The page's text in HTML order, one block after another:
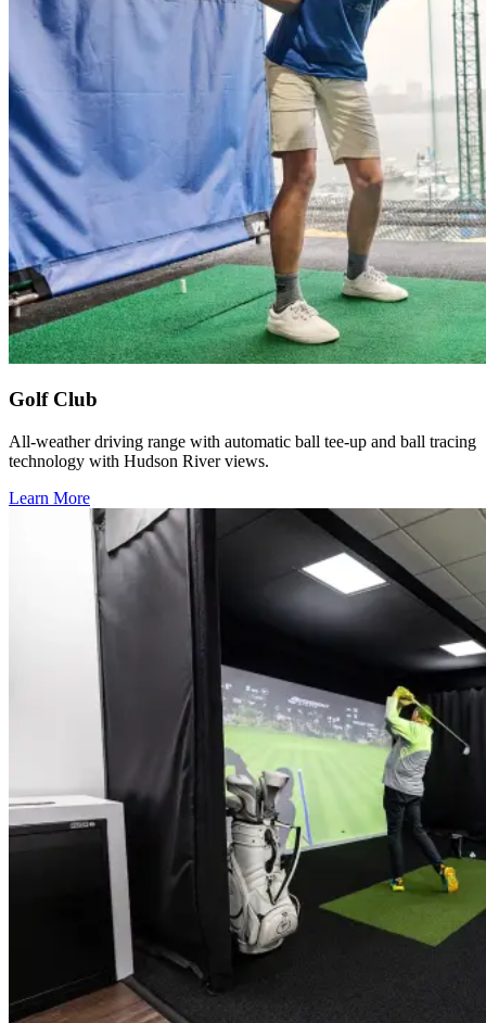
Golf Club​​​​‌ ‍ ​‍​‍‌‍ ‌ ​‍‌‍‍‌‌‍‌ ‌‍‍‌‌‍ ‍​‍​‍​ ‍‍​‍​‍‌ ​ ‌‍​‌‌‍ ‍‌‍‍‌‌ ‌​‌ ‍‌​‍ ‍‌‍‍‌‌‍ ​‍​‍​‍ ​​‍​‍‌‍‍​‌ ​‍‌‍‌‌‌‍‌‍​‍​‍​ ‍‍​‍​‍‌‍‍​‌ ‌​‌ ‌​‌ ​​‌ ​ ​ ‍‍​‍ ​‍ ‌‍​ ‌‍‍​‌‍‌‌‌‍ ​‌ ​ ‌‍‌‌‌‍​‌‌ ​​‌‍‍‌‌‍‌‌‌ ​‍‌ ​ ​‍ ‍‌ ​ ‌‍​‌‌‍ ‍‌‍‍‌‌ ‌​‌ ‍‌​‍ ‍‌ ​ ‌ ‌​‌ ‌‌‌‍‌​‌‍‍‌‌‍ ​‍ ‌‍‍‌‌‍ ‍‌ ‌​‌‍‌‌‌‍ ‍‌ ‌​​‍ ‌‍‌‌‌‍‌​‌‍‍‌‌ ‌​​‍ ‌‍ ‌‌‍ ‌‍‌​‌‍‌‌​ ‌‌ ​​‌ ​‍‌‍‌‌‌ ​ ‌‍‌‌‌‍ ‍‌ ‌​‌‍​‌‌ ‌​‌‍‍‌‌‍ ‌‍ ‍​ ‍ ‌‍‍‌‌‍‌​​ ‌​ ​‍​ ‌‌‌‍​ ‌‍‌‌​ ‌​‌‍​‍‌‍​‍‌‍​‌​‍ ‌​ ‌​​ ​​‌‍​‍​ ‌‍​‍ ‌​ ‌​‌‍‌‍‌‍​‌​ ‍​​‍ ‌‌‍​‌‌‍​‌‌‍‌‌​ ‍‌​‍ ‌​ ‌​​ ‌‌​ ‌ ​ ‌‌​ ‍‌​ ‌‌​ ‍‌‌‍​ ‌‍​‍​ ‌ ‌‍‌​​ ​ ​ ‍ ‌ ‌​‌ ‍‌‌ ​​‌‍‌‌​ ‌‌ ​​‌‍​‌‌‍‌ ‌‍‌‌​ ‍ ‌ ​​‌‍​‌‌ ‌​‌‍‍​​ ‌‌ ​​‌‍​‌‌‍‌ ‌‍‌‌‌​​‍‌ ‌‌‌‍‍‌‌‍ ​‌‍‌​‌‍‌‌‌ ​‍​‍‌‌​ ‌‌‌​​‍‌‌ ‌‍‍ ‌‍‌‌‌ ‍‌​‍‌‌​ ​ ‌​‌​​‍‌‌​ ​ ‌​‌​​‍‌‌​ ​‍​ ​‍​ ‍​​ ​ ‌‍​‍‌‍​‌​ ‍​​ ​ ‌‍‌​​ ‌ ​ ‍​​ ‍​​ ‍​‌‍​‍​‍‌‌​ ​‍​ ​‍​‍‌‌​ ‌‌‌​‌​​‍ ‍‌‍​ ‌‍​‌‌ ​‍‌‍ ‌ ‌‌‌ ​ ‌‍‌‌‌‍ ​‌​‍‌‌ ‌​‌‍‌‌‌‍ ‌‌ ​ ​‍‌‌​ ‌‌‌​​‍‌‌ ‌‍‍ ‌‍‌‌‌ ‍‌​‍‌‌​ ​ ‌​‌​​‍‌‌​ ​ ‌​‌​​‍‌‌​ ​‍​ ​‍​ ​ ​ ‌​​ ‌‌​ ‌ ​ ‌‍‌‍​‍​ ‌​​ ​ ‌‍​‌‌‍​ ‌‍​ ‌‍​‍​ ‍​‌‍‌​‌‍​‍​ ​​​ ‍​​ ‌‍​ ‌‍‌‍​‍‌‍​‌​ ‌‍‌‍‌​​ ​‍​ ‌‍‌‍​ ‌‍‌‍​ ‌​‌‍​‌‌‍​ ‌‍‌‌‌‍‌‍​‍‌‌​ ​‍​ ​‍​‍‌‌​ ‌‌‌​‌​​‍ ‍‌‍​ ‌‍​‌‌ ​‍‌‍‌​‌‌‌​‌‍‍‌‌ ‌​‌‍ ​‌‍‌‌​ ‌‍​‍‌‍​‌‌ ​ ‌‍‌‌‌‌‌‌‌ ​‍‌‍ ​​ ‌‌‍‍​‌ ‌​‌ ‌​‌ ​​‌ ​ ​‍‌‌​ ​ ‌​​‌​‍‌‌​ ​‍‌​‌‍​‍‌‌​ ​‍‌​‌‍‌‍​ ‌‍‍​‌‍‌‌‌‍ ​‌ ​ ‌‍‌‌‌‍​‌‌ ​​‌‍‍‌‌‍‌‌‌ ​‍‌ ​ ​‍ ‍‌ ​ ‌‍​‌‌‍ ‍‌‍‍‌‌ ‌​‌ ‍‌​‍ ‍‌ ​ ‌ ‌​‌ ‌‌‌‍‌​‌‍‍‌‌‍ ​‍‌‍‌‍‍‌‌‍‌​​ ‌​ ​‍​ ‌‌‌‍​ ‌‍‌‌​ ‌​‌‍​‍‌‍​‍‌‍​‌​‍ ‌​ ‌​​ ​​‌‍​‍​ ‌‍​‍ ‌​ ‌​‌‍‌‍‌‍​‌​ ‍​​‍ ‌‌‍​‌‌‍​‌‌‍‌‌​ ‍‌​‍ ‌​ ‌​​ ‌‌​ ‌ ​ ‌‌​ ‍‌​ ‌‌​ ‍‌‌‍​ ‌‍​‍​ ‌ ‌‍‌​​ ​ ​‍‌‍‌ ‌​‌ ‍‌‌ ​​‌‍‌‌​ ‌‌ ​​‌‍​‌‌‍‌ ‌‍‌‌​‍‌‍‌ ​​‌‍​‌‌ ‌​‌‍‍​​ ‌‌ ​​‌‍​‌‌‍‌ ‌‍‌‌‌​​‍‌ ‌‌‌‍‍‌‌‍ ​‌‍‌​‌‍‌‌‌ ​‍​‍‌‌​ ‌‌‌​​‍‌‌ ‌‍‍ ‌‍‌‌‌ ‍‌​‍‌‌​ ​ ‌​‌​​‍‌‌​ ​ ‌​‌​​‍‌‌​ ​‍​ ​‍​ ‍​​ ​ ‌‍​‍‌‍​‌​ ‍​​ ​ ‌‍‌​​ ‌ ​ ‍​​ ‍​​ ‍​‌‍​‍​‍‌‌​ ​‍​ ​‍​‍‌‌​ ‌‌‌​‌​​‍ ‍‌‍​ ‌‍​‌‌ ​‍‌‍ ‌ ‌‌‌ ​ ‌‍‌‌‌‍ ​‌​‍‌‌ ‌​‌‍‌‌‌‍ ‌‌ ​ ​‍‌‌​ ‌‌‌​​‍‌‌ ‌‍‍ ‌‍‌‌‌ ‍‌​‍‌‌​ ​ ‌​‌​​‍‌‌​ ​ ‌​‌​​‍‌‌​ ​‍​ ​‍​ ​ ​ ‌​​ ‌‌​ ‌ ​ ‌‍‌‍​‍​ ‌​​ ​ ‌‍​‌‌‍​ ‌‍​ ‌‍​‍​ ‍​‌‍‌​‌‍​‍​ ​​​ ‍​​ ‌‍​ ‌‍‌‍​‍‌‍​‌​ ‌‍‌‍‌​​ ​‍​ ‌‍‌‍​ ‌‍‌‍​ ‌​‌‍​‌‌‍​ ‌‍‌‌‌‍‌‍​‍‌‌​ ​‍​ ​‍​‍‌‌​ ‌‌‌​‌​​‍ ‍‌‍​ ‌‍​‌‌ ​‍‌‍‌​‌‌‌​‌‍‍‌‌ ‌​‌‍ ​‌‍‌‌​‍‌‍‌ ​​‌‍‌‌‌ ​‍‌ ​ ‌ ​​‌‍‌‌‌‍​ ‌ ‌​‌‍‍‌‌ ‌‍‌‍‌‌​ ‌‌ ​​‌ ‌‌‌‍​‍‌‍ ​‌‍‍‌‌ ​ ‌‍‍​‌‍‌‌‌‍‌​​‍​‍‌ ‌
All-weather driving range with automatic ball tee-up and ball tracing
technology with Hudson River views.​​​​‌ ‍ ​‍​‍‌‍ ‌ ​‍‌‍‍‌‌‍‌ ‌‍‍‌‌‍ ‍​‍​‍​ ‍‍​‍​‍‌ ​ ‌‍​‌‌‍ ‍‌‍‍‌‌ ‌​‌ ‍‌​‍ ‍‌‍‍‌‌‍ ​‍​‍​‍ ​​‍​‍‌‍‍​‌ ​‍‌‍‌‌‌‍‌‍​‍​‍​ ‍‍​‍​‍‌‍‍​‌ ‌​‌ ‌​‌ ​​‌ ​ ​ ‍‍​‍ ​‍ ‌‍​ ‌‍‍​‌‍‌‌‌‍ ​‌ ​ ‌‍‌‌‌‍​‌‌ ​​‌‍‍‌‌‍‌‌‌ ​‍‌ ​ ​‍ ‍‌ ​ ‌‍​‌‌‍ ‍‌‍‍‌‌ ‌​‌ ‍‌​‍ ‍‌ ​ ‌ ‌​‌ ‌‌‌‍‌​‌‍‍‌‌‍ ​‍ ‌‍‍‌‌‍ ‍‌ ‌​‌‍‌‌‌‍ ‍‌ ‌​​‍ ‌‍‌‌‌‍‌​‌‍‍‌‌ ‌​​‍ ‌‍ ‌‌‍ ‌‍‌​‌‍‌‌​ ‌‌ ​​‌ ​‍‌‍‌‌‌ ​ ‌‍‌‌‌‍ ‍‌ ‌​‌‍​‌‌ ‌​‌‍‍‌‌‍ ‌‍ ‍​ ‍ ‌‍‍‌‌‍‌​​ ‌​ ​‍​ ‌‌‌‍​ ‌‍‌‌​ ‌​‌‍​‍‌‍​‍‌‍​‌​‍ ‌​ ‌​​ ​​‌‍​‍​ ‌‍​‍ ‌​ ‌​‌‍‌‍‌‍​‌​ ‍​​‍ ‌‌‍​‌‌‍​‌‌‍‌‌​ ‍‌​‍ ‌​ ‌​​ ‌‌​ ‌ ​ ‌‌​ ‍‌​ ‌‌​ ‍‌‌‍​ ‌‍​‍​ ‌ ‌‍‌​​ ​ ​ ‍ ‌ ‌​‌ ‍‌‌ ​​‌‍‌‌​ ‌‌ ​​‌‍​‌‌‍‌ ‌‍‌‌​ ‍ ‌ ​​‌‍​‌‌ ‌​‌‍‍​​ ‌‌ ​​‌‍​‌‌‍‌ ‌‍‌‌‌​​‍‌ ‌‌‌‍‍‌‌‍ ​‌‍‌​‌‍‌‌‌ ​‍​‍‌‌​ ‌‌‌​​‍‌‌ ‌‍‍ ‌‍‌‌‌ ‍‌​‍‌‌​ ​ ‌​‌​​‍‌‌​ ​ ‌​‌​​‍‌‌​ ​‍​ ​‍​ ‍​​ ​ ‌‍​‍‌‍​‌​ ‍​​ ​ ‌‍‌​​ ‌ ​ ‍​​ ‍​​ ‍​‌‍​‍​‍‌‌​ ​‍​ ​‍​‍‌‌​ ‌‌‌​‌​​‍ ‍‌‍​ ‌‍​‌‌ ​‍‌‍ ‌ ‌‌‌ ​ ‌‍‌‌‌‍ ​‌​‍‌‌ ‌​‌‍‌‌‌‍ ‌‌ ​ ​‍‌‌​ ‌‌‌​​‍‌‌ ‌‍‍ ‌‍‌‌‌ ‍‌​‍‌‌​ ​ ‌​‌​​‍‌‌​ ​ ‌​‌​​‍‌‌​ ​‍​ ​‍​ ​ ​ ‌​​ ‌‌​ ‌ ​ ‌‍‌‍​‍​ ‌​​ ​ ‌‍​‌‌‍​ ‌‍​ ‌‍​‍​ ‍​‌‍‌​‌‍​‍​ ​​​ ‍​​ ‌‍​ ‌‍‌‍​‍‌‍​‌​ ‌‍‌‍‌​​ ​‍​ ‌‍‌‍​ ‌‍‌‍​ ‌​‌‍​‌‌‍​ ‌‍‌‌‌‍‌‍​‍‌‌​ ​‍​ ​‍​‍‌‌​ ‌‌‌​‌​​‍ ‍‌‍​ ‌‍​‌‌ ​‍‌‍‌​‌​‌​‌‍‌‌‌ ​ ‌‍​ ‌ ​‍‌‍‍‌‌ ​​‌ ‌​‌‍‍‌‌‍ ‌‍ ‍​ ‌‍​‍‌‍​‌‌ ​ ‌‍‌‌‌‌‌‌‌ ​‍‌‍ ​​ ‌‌‍‍​‌ ‌​‌ ‌​‌ ​​‌ ​ ​‍‌‌​ ​ ‌​​‌​‍‌‌​ ​‍‌​‌‍​‍‌‌​ ​‍‌​‌‍‌‍​ ‌‍‍​‌‍‌‌‌‍ ​‌ ​ ‌‍‌‌‌‍​‌‌ ​​‌‍‍‌‌‍‌‌‌ ​‍‌ ​ ​‍ ‍‌ ​ ‌‍​‌‌‍ ‍‌‍‍‌‌ ‌​‌ ‍‌​‍ ‍‌ ​ ‌ ‌​‌ ‌‌‌‍‌​‌‍‍‌‌‍ ​‍‌‍‌‍‍‌‌‍‌​​ ‌​ ​‍​ ‌‌‌‍​ ‌‍‌‌​ ‌​‌‍​‍‌‍​‍‌‍​‌​‍ ‌​ ‌​​ ​​‌‍​‍​ ‌‍​‍ ‌​ ‌​‌‍‌‍‌‍​‌​ ‍​​‍ ‌‌‍​‌‌‍​‌‌‍‌‌​ ‍‌​‍ ‌​ ‌​​ ‌‌​ ‌ ​ ‌‌​ ‍‌​ ‌‌​ ‍‌‌‍​ ‌‍​‍​ ‌ ‌‍‌​​ ​ ​‍‌‍‌ ‌​‌ ‍‌‌ ​​‌‍‌‌​ ‌‌ ​​‌‍​‌‌‍‌ ‌‍‌‌​‍‌‍‌ ​​‌‍​‌‌ ‌​‌‍‍​​ ‌‌ ​​‌‍​‌‌‍‌ ‌‍‌‌‌​​‍‌ ‌‌‌‍‍‌‌‍ ​‌‍‌​‌‍‌‌‌ ​‍​‍‌‌​ ‌‌‌​​‍‌‌ ‌‍‍ ‌‍‌‌‌ ‍‌​‍‌‌​ ​ ‌​‌​​‍‌‌​ ​ ‌​‌​​‍‌‌​ ​‍​ ​‍​ ‍​​ ​ ‌‍​‍‌‍​‌​ ‍​​ ​ ‌‍‌​​ ‌ ​ ‍​​ ‍​​ ‍​‌‍​‍​‍‌‌​ ​‍​ ​‍​‍‌‌​ ‌‌‌​‌​​‍ ‍‌‍​ ‌‍​‌‌ ​‍‌‍ ‌ ‌‌‌ ​ ‌‍‌‌‌‍ ​‌​‍‌‌ ‌​‌‍‌‌‌‍ ‌‌ ​ ​‍‌‌​ ‌‌‌​​‍‌‌ ‌‍‍ ‌‍‌‌‌ ‍‌​‍‌‌​ ​ ‌​‌​​‍‌‌​ ​ ‌​‌​​‍‌‌​ ​‍​ ​‍​ ​ ​ ‌​​ ‌‌​ ‌ ​ ‌‍‌‍​‍​ ‌​​ ​ ‌‍​‌‌‍​ ‌‍​ ‌‍​‍​ ‍​‌‍‌​‌‍​‍​ ​​​ ‍​​ ‌‍​ ‌‍‌‍​‍‌‍​‌​ ‌‍‌‍‌​​ ​‍​ ‌‍‌‍​ ‌‍‌‍​ ‌​‌‍​‌‌‍​ ‌‍‌‌‌‍‌‍​‍‌‌​ ​‍​ ​‍​‍‌‌​ ‌‌‌​‌​​‍ ‍‌‍​ ‌‍​‌‌ ​‍‌‍‌​‌​‌​‌‍‌‌‌ ​ ‌‍​ ‌ ​‍‌‍‍‌‌ ​​‌ ‌​‌‍‍‌‌‍ ‌‍ ‍​‍‌‍‌ ​​‌‍‌‌‌ ​‍‌ ​ ‌ ​​‌‍‌‌‌‍​ ‌ ‌​‌‍‍‌‌ ‌‍‌‍‌‌​ ‌‌ ​​‌ ‌‌‌‍​‍‌‍ ​‌‍‍‌‌ ​ ‌‍‍​‌‍‌‌‌‍‌​​‍​‍‌ ‌
Learn More​​​​‌ ‍ ​‍​‍‌‍ ‌ ​‍‌‍‍‌‌‍‌ ‌‍‍‌‌‍ ‍​‍​‍​ ‍‍​‍​‍‌ ​ ‌‍​‌‌‍ ‍‌‍‍‌‌ ‌​‌ ‍‌​‍ ‍‌‍‍‌‌‍ ​‍​‍​‍ ​​‍​‍‌‍‍​‌ ​‍‌‍‌‌‌‍‌‍​‍​‍​ ‍‍​‍​‍‌‍‍​‌ ‌​‌ ‌​‌ ​​‌ ​ ​ ‍‍​‍ ​‍ ‌‍​ ‌‍‍​‌‍‌‌‌‍ ​‌ ​ ‌‍‌‌‌‍​‌‌ ​​‌‍‍‌‌‍‌‌‌ ​‍‌ ​ ​‍ ‍‌ ​ ‌‍​‌‌‍ ‍‌‍‍‌‌ ‌​‌ ‍‌​‍ ‍‌ ​ ‌ ‌​‌ ‌‌‌‍‌​‌‍‍‌‌‍ ​‍ ‌‍‍‌‌‍ ‍‌ ‌​‌‍‌‌‌‍ ‍‌ ‌​​‍ ‌‍‌‌‌‍‌​‌‍‍‌‌ ‌​​‍ ‌‍ ‌‌‍ ‌‍‌​‌‍‌‌​ ‌‌ ​​‌ ​‍‌‍‌‌‌ ​ ‌‍‌‌‌‍ ‍‌ ‌​‌‍​‌‌ ‌​‌‍‍‌‌‍ ‌‍ ‍​ ‍ ‌‍‍‌‌‍‌​​ ‌​ ​‍​ ‌‌‌‍​ ‌‍‌‌​ ‌​‌‍​‍‌‍​‍‌‍​‌​‍ ‌​ ‌​​ ​​‌‍​‍​ ‌‍​‍ ‌​ ‌​‌‍‌‍‌‍​‌​ ‍​​‍ ‌‌‍​‌‌‍​‌‌‍‌‌​ ‍‌​‍ ‌​ ‌​​ ‌‌​ ‌ ​ ‌‌​ ‍‌​ ‌‌​ ‍‌‌‍​ ‌‍​‍​ ‌ ‌‍‌​​ ​ ​ ‍ ‌ ‌​‌ ‍‌‌ ​​‌‍‌‌​ ‌‌ ​​‌‍​‌‌‍‌ ‌‍‌‌​ ‍ ‌ ​​‌‍​‌‌ ‌​‌‍‍​​ ‌‌ ​​‌‍​‌‌‍‌ ‌‍‌‌‌​​‍‌ ‌‌‌‍‍‌‌‍ ​‌‍‌​‌‍‌‌‌ ​‍​‍‌‌​ ‌‌‌​​‍‌‌ ‌‍‍ ‌‍‌‌‌ ‍‌​‍‌‌​ ​ ‌​‌​​‍‌‌​ ​ ‌​‌​​‍‌‌​ ​‍​ ​‍​ ‍​​ ​ ‌‍​‍‌‍​‌​ ‍​​ ​ ‌‍‌​​ ‌ ​ ‍​​ ‍​​ ‍​‌‍​‍​‍‌‌​ ​‍​ ​‍​‍‌‌​ ‌‌‌​‌​​‍ ‍‌‍​ ‌‍​‌‌ ​‍‌‍ ‌ ‌‌‌ ​ ‌‍‌‌‌‍ ​‌​‍‌‌ ‌​‌‍‌‌‌‍ ‌‌ ​ ​‍‌‌​ ‌‌‌​​‍‌‌ ‌‍‍ ‌‍‌‌‌ ‍‌​‍‌‌​ ​ ‌​‌​​‍‌‌​ ​ ‌​‌​​‍‌‌​ ​‍​ ​‍​ ​ ​ ‌​​ ‌‌​ ‌ ​ ‌‍‌‍​‍​ ‌​​ ​ ‌‍​‌‌‍​ ‌‍​ ‌‍​‍​ ‍​‌‍‌​‌‍​‍​ ​​​ ‍​​ ‌‍​ ‌‍‌‍​‍‌‍​‌​ ‌‍‌‍‌​​ ​‍​ ‌‍‌‍​ ‌‍‌‍​ ‌​‌‍​‌‌‍​ ‌‍‌‌‌‍‌‍​‍‌‌​ ​‍​ ​‍​‍‌‌​ ‌‌‌​‌​​‍ ‍‌‍​‍‌ ‌‌‌ ‌​‌ ‌​‌‍ ‌‍ ‍‌ ​ ​‍‌‌​ ‌‌‌​​‍‌‌ ‌‍‍ ‌‍‌‌‌ ‍‌​‍‌‌​ ​ ‌​‌​​‍‌‌​ ​ ‌​‌​​‍‌‌​ ​‍​ ​‍‌‍​‍‌‍‌‍​ ‍​‌‍​ ​ ​ ​ ‌​‌‍​‌​ ​ ‌‍​‍​ ​‌​ ‌ ​ ‌‍​‍‌‌​ ​‍​ ​‍​‍‌‌​ ‌‌‌​‌​​‍ ‍‌ ‌​‌‍‌‌‌ ‍​‌ ‌​​ ‌‍​‍‌‍​‌‌ ​ ‌‍‌‌‌‌‌‌‌ ​‍‌‍ ​​ ‌‌‍‍​‌ ‌​‌ ‌​‌ ​​‌ ​ ​‍‌‌​ ​ ‌​​‌​‍‌‌​ ​‍‌​‌‍​‍‌‌​ ​‍‌​‌‍‌‍​ ‌‍‍​‌‍‌‌‌‍ ​‌ ​ ‌‍‌‌‌‍​‌‌ ​​‌‍‍‌‌‍‌‌‌ ​‍‌ ​ ​‍ ‍‌ ​ ‌‍​‌‌‍ ‍‌‍‍‌‌ ‌​‌ ‍‌​‍ ‍‌ ​ ‌ ‌​‌ ‌‌‌‍‌​‌‍‍‌‌‍ ​‍‌‍‌‍‍‌‌‍‌​​ ‌​ ​‍​ ‌‌‌‍​ ‌‍‌‌​ ‌​‌‍​‍‌‍​‍‌‍​‌​‍ ‌​ ‌​​ ​​‌‍​‍​ ‌‍​‍ ‌​ ‌​‌‍‌‍‌‍​‌​ ‍​​‍ ‌‌‍​‌‌‍​‌‌‍‌‌​ ‍‌​‍ ‌​ ‌​​ ‌‌​ ‌ ​ ‌‌​ ‍‌​ ‌‌​ ‍‌‌‍​ ‌‍​‍​ ‌ ‌‍‌​​ ​ ​‍‌‍‌ ‌​‌ ‍‌‌ ​​‌‍‌‌​ ‌‌ ​​‌‍​‌‌‍‌ ‌‍‌‌​‍‌‍‌ ​​‌‍​‌‌ ‌​‌‍‍​​ ‌‌ ​​‌‍​‌‌‍‌ ‌‍‌‌‌​​‍‌ ‌‌‌‍‍‌‌‍ ​‌‍‌​‌‍‌‌‌ ​‍​‍‌‌​ ‌‌‌​​‍‌‌ ‌‍‍ ‌‍‌‌‌ ‍‌​‍‌‌​ ​ ‌​‌​​‍‌‌​ ​ ‌​‌​​‍‌‌​ ​‍​ ​‍​ ‍​​ ​ ‌‍​‍‌‍​‌​ ‍​​ ​ ‌‍‌​​ ‌ ​ ‍​​ ‍​​ ‍​‌‍​‍​‍‌‌​ ​‍​ ​‍​‍‌‌​ ‌‌‌​‌​​‍ ‍‌‍​ ‌‍​‌‌ ​‍‌‍ ‌ ‌‌‌ ​ ‌‍‌‌‌‍ ​‌​‍‌‌ ‌​‌‍‌‌‌‍ ‌‌ ​ ​‍‌‌​ ‌‌‌​​‍‌‌ ‌‍‍ ‌‍‌‌‌ ‍‌​‍‌‌​ ​ ‌​‌​​‍‌‌​ ​ ‌​‌​​‍‌‌​ ​‍​ ​‍​ ​ ​ ‌​​ ‌‌​ ‌ ​ ‌‍‌‍​‍​ ‌​​ ​ ‌‍​‌‌‍​ ‌‍​ ‌‍​‍​ ‍​‌‍‌​‌‍​‍​ ​​​ ‍​​ ‌‍​ ‌‍‌‍​‍‌‍​‌​ ‌‍‌‍‌​​ ​‍​ ‌‍‌‍​ ‌‍‌‍​ ‌​‌‍​‌‌‍​ ‌‍‌‌‌‍‌‍​‍‌‌​ ​‍​ ​‍​‍‌‌​ ‌‌‌​‌​​‍ ‍‌‍​‍‌ ‌‌‌ ‌​‌ ‌​‌‍ ‌‍ ‍‌ ​ ​‍‌‌​ ‌‌‌​​‍‌‌ ‌‍‍ ‌‍‌‌‌ ‍‌​‍‌‌​ ​ ‌​‌​​‍‌‌​ ​ ‌​‌​​‍‌‌​ ​‍​ ​‍‌‍​‍‌‍‌‍​ ‍​‌‍​ ​ ​ ​ ‌​‌‍​‌​ ​ ‌‍​‍​ ​‌​ ‌ ​ ‌‍​‍‌‌​ ​‍​ ​‍​‍‌‌​ ‌‌‌​‌​​‍ ‍‌ ‌​‌‍‌‌‌ ‍​‌ ‌​​‍‌‍‌ ​​‌‍‌‌‌ ​‍‌ ​ ‌ ​​‌‍‌‌‌‍​ ‌ ‌​‌‍‍‌‌ ‌‍‌‍‌‌​ ‌‌ ​​‌ ‌‌‌‍​‍‌‍ ​‌‍‍‌‌ ​ ‌‍‍​‌‍‌‌‌‍‌​​‍​‍‌ ‌